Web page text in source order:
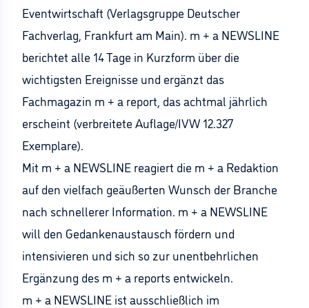
Eventwirtschaft (Verlagsgruppe Deutscher
Fachverlag, Frankfurt am Main). m + a NEWSLINE
berichtet alle 14 Tage in Kurzform über die
wichtigsten Ereignisse und ergänzt das
Fachmagazin m + a report, das achtmal jährlich
erscheint (verbreitete Auflage/IVW 12.327
Exemplare).
Mit m + a NEWSLINE reagiert die m + a Redaktion
auf den vielfach geäußerten Wunsch der Branche
nach schnellerer Information. m + a NEWSLINE
will den Gedankenaustausch fördern und
intensivieren und sich so zur unentbehrlichen
Ergänzung des m + a reports entwickeln.
m + a NEWSLINE ist ausschließlich im